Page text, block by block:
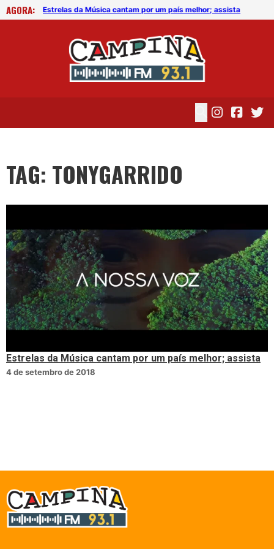
AGORA: Estrelas da Música cantam por um país melhor; assista
TAG: TONYGARRIDO
Estrelas da Música cantam por um país melhor; assista
4 de setembro de 2018